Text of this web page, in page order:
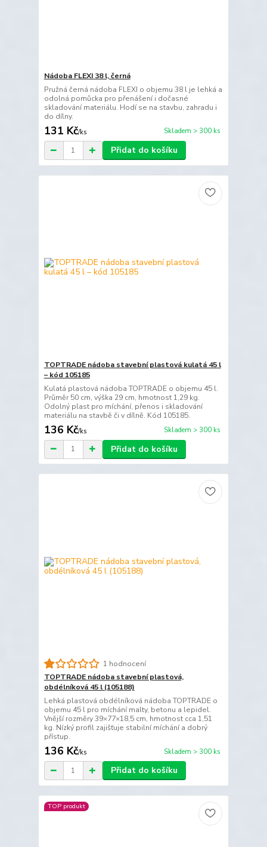
Nádoba FLEXI 38 l, černá
Pružná černá nádoba FLEXI o objemu 38 l je lehká a
odolná pomůcka pro přenášení i dočasné
skladování materiálu. Hodí se na stavbu, zahradu i
do dílny.
131 Kč/ks Skladem > 300 ks
Přidat do košíku
TOPTRADE nádoba stavební plastová kulatá 45 l
– kód 105185
Kulatá plastová nádoba TOPTRADE o objemu 45 l.
Průměr 50 cm, výška 29 cm, hmotnost 1,29 kg.
Odolný plast pro míchání, přenos i skladování
materiálu na stavbě či v dílně. Kód 105185.
136 Kč/ks Skladem > 300 ks
Přidat do košíku
1 hodnocení
TOPTRADE nádoba stavební plastová,
obdélníková 45 l (105188)
Lehká plastová obdélníková nádoba TOPTRADE o
objemu 45 l pro míchání malty, betonu a lepidel.
Vnější rozměry 39×77×18,5 cm, hmotnost cca 1,51
kg. Nízký profil zajišťuje stabilní míchání a dobrý
přístup.
136 Kč/ks Skladem > 300 ks
Přidat do košíku
TOP produkt